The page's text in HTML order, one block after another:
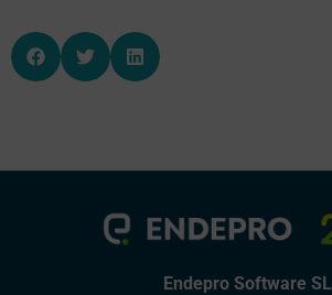
Endepro Software SL